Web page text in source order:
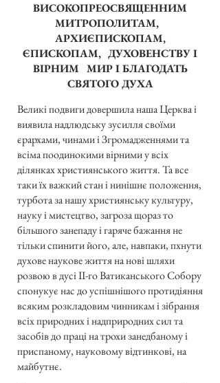
ВИСОКОПРЕОСВЯЩЕННИМ
МИТРОПОЛИТАМ,
АРХИЄПИСКОПАМ,
ЄПИСКОПАМ, ДУХОВЕНСТВУ І
ВІРНИМ МИР І БЛАГОДАТЬ
СВЯТОГО ДУХА
Великі подвиги довершила наша Церква і
виявила надлюдську зусилля своїми
єрархами, чинами і Згромадженнями та
всіма поодинокими вірними у всіх
ділянках християнського життя. Та все
таки їх важкий стан і нинішнє положення,
турбота за нашу християнську культуру,
науку і мистецтво, загроза щораз то
більшого занепаду і гаряче бажання не
тільки спинити його, але, навпаки, пхнути
духове наукове життя на нові шляхи
розвою в дусі II-го Ватиканського Собору
спонукує нас до успішнішого протидіяння
всяким розкладовим чинникам і зібрання
всіх природних і надприродних сил та
засобів до праці на трохи занедбаному і
приспаному, науковому відтинкові, на
майбутнє.